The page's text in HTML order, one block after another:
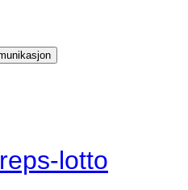
lotto